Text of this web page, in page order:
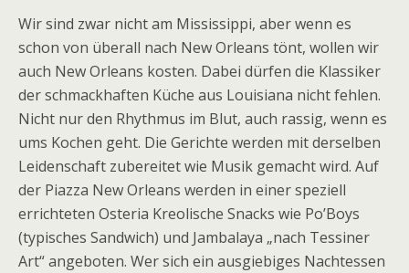
Wir sind zwar nicht am Mississippi, aber wenn es
schon von überall nach New Orleans tönt, wollen wir
auch New Orleans kosten. Dabei dürfen die Klassiker
der schmackhaften Küche aus Louisiana nicht fehlen.
Nicht nur den Rhythmus im Blut, auch rassig, wenn es
ums Kochen geht. Die Gerichte werden mit derselben
Leidenschaft zubereitet wie Musik gemacht wird. Auf
der Piazza New Orleans werden in einer speziell
errichteten Osteria Kreolische Snacks wie Po’Boys
(typisches Sandwich) und Jambalaya „nach Tessiner
Art“ angeboten. Wer sich ein ausgiebiges Nachtessen